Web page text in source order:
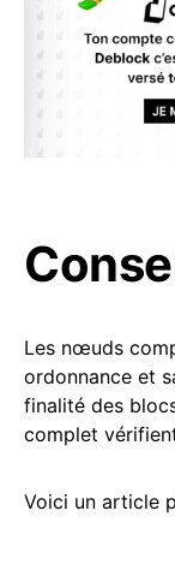
Les nœuds
ordonnance et
finalité des
complet
Voici un article